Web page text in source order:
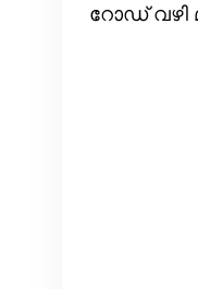
റോഡ് വഴി